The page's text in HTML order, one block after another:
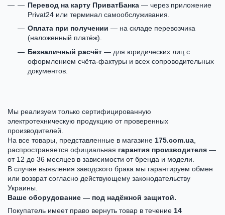
Перевод на карту ПриватБанка — через приложение
Privat24 или терминал самообслуживания.
Оплата при получении — на складе перевозчика
(наложенный платёж).
Безналичный расчёт — для юридических лиц с
оформлением счёта-фактуры и всех сопроводительных
документов.
Мы реализуем только сертифицированную
электротехническую продукцию от проверенных
производителей.
На все товары, представленные в магазине 175.com.ua
распространяется официальная гарантия производителя —
от 12 до 36 месяцев в зависимости от бренда и модели.
В случае выявления заводского брака мы гарантируем обмен
или возврат согласно действующему законодательству
Украины.
Ваше оборудование — под надёжной защитой.
Покупатель имеет право вернуть товар в течение 14